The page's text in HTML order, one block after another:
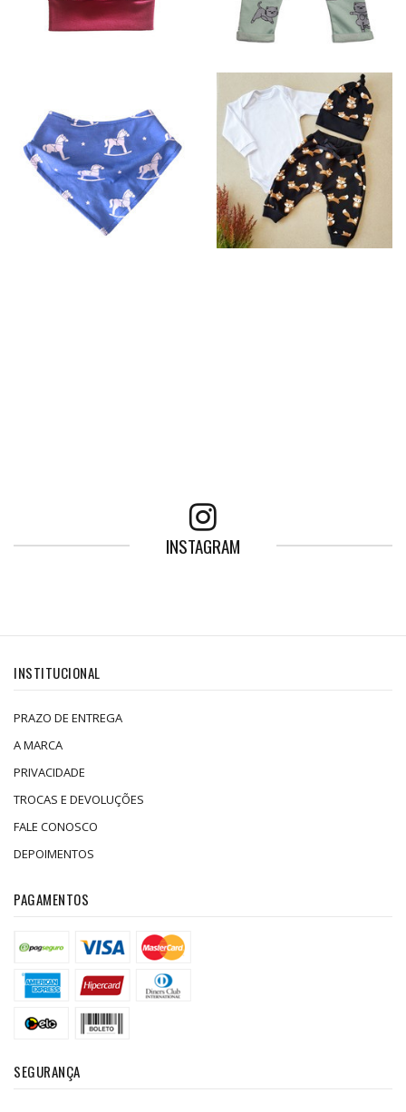
INSTAGRAM
INSTITUCIONAL
PRAZO DE ENTREGA
A MARCA
PRIVACIDADE
TROCAS E DEVOLUÇÕES
FALE CONOSCO
DEPOIMENTOS
PAGAMENTOS
SEGURANÇA